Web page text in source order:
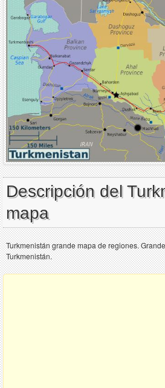
Descripción del
mapa
Turkmenistán grande mapa de regiones.
Turkmenistán.